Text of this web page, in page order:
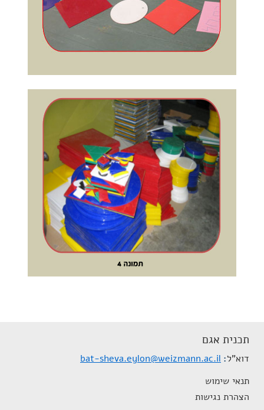
תכנית אגם
דוא"ל bat-sheva.eylon@weizmann.ac.il
תנאי שימוש
הצהרת נגישות